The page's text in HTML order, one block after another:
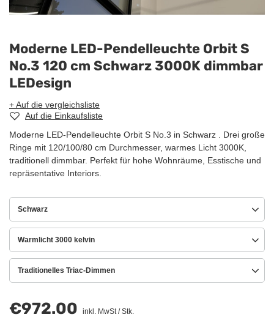
Moderne LED-Pendelleuchte Orbit S
No.3 120 cm Schwarz 3000K dimmbar
LEDesign
+ Auf die vergleichsliste
Auf die Einkaufsliste
Moderne LED-Pendelleuchte Orbit S No.3 in Schwarz . Drei große
Ringe mit 120/100/80 cm Durchmesser, warmes Licht 3000K,
traditionell dimmbar. Perfekt für hohe Wohnräume, Esstische und
repräsentative Interiors.
Schwarz
Warmlicht 3000 kelvin
Traditionelles Triac-Dimmen
€972.00 inkl. MwSt/Stk.